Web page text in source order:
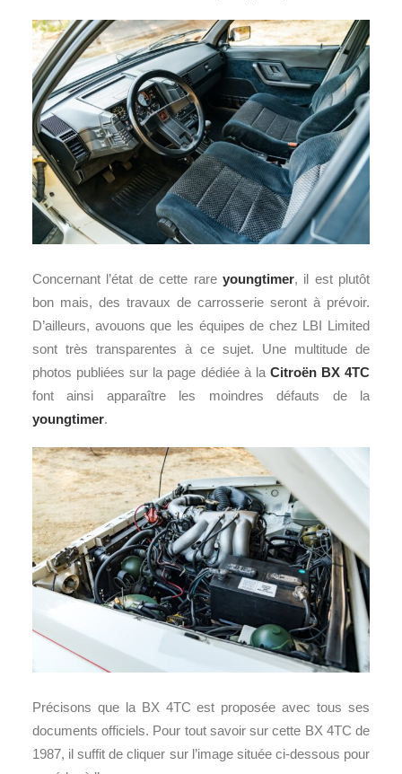
Concernant l’état de cette rare youngtimer, il est plutôt
bon mais, des travaux de carrosserie seront à prévoir.
D’ailleurs, avouons que les équipes de chez LBI Limited
sont très transparentes à ce sujet. Une multitude de
photos publiées sur la page dédiée à la Citroën BX 4TC
font ainsi apparaître les moindres défauts de la
youngtimer.
Précisons que la BX 4TC est proposée avec tous ses
documents officiels. Pour tout savoir sur cette BX 4TC de
1987, il suffit de cliquer sur l’image située ci-dessous pour